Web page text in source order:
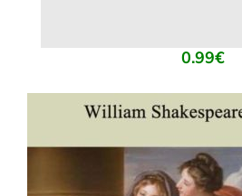
0.99€